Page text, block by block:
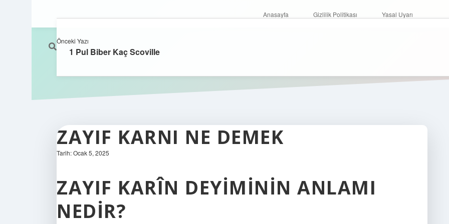
Anasayfa Gizlilik Politikası Yasal Uyarı
ZAYIF KARNI NE DEMEK
Tarih: Ocak 5, 2025
ZAYIF KARÎN DEYIMININ ANLAMI
NEDIR?
Önceki Yazı
1 Pul Biber Kaç Scoville